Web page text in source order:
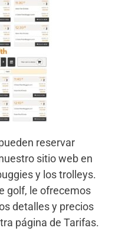
reservar
sitio web en
y los trolleys.
golf, le ofrecemos
detalles y precios
página de Tarifas.